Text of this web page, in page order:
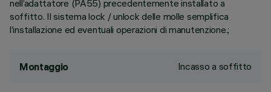
nell’adattatore (PA55) precedentemente installato a
soffitto. Il sistema lock / unlock delle molle semplifica
l’installazione ed eventuali operazioni di manutenzione.;
Montaggio Incasso a soffitto